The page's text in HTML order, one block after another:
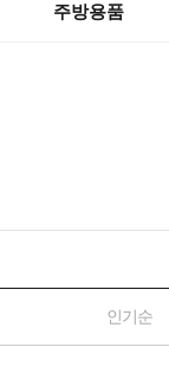
주방용품
인기순